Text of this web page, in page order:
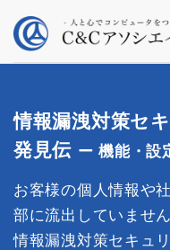
情報漏洩対策セ
発見伝 ー 機能・設
お客様の個人情報や
部に流出していませ
情報漏洩対策セキュ